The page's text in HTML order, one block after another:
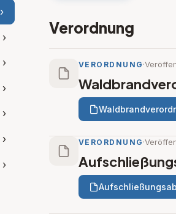
›
Unterpunkte aufklappen: Amtstafel
›
›
›
›
›
›
Verordnung
VERORDNUNG ·
VERORDNUNG ·